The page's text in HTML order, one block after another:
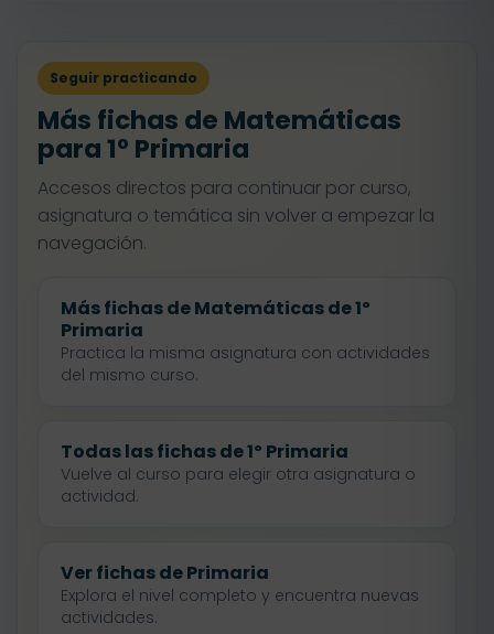
Seguir practicando
Más fichas de Matemáticas
para 1º Primaria
Accesos directos para continuar por curso,
asignatura o temática sin volver a empezar la
navegación.
Más fichas de Matemáticas de 1º
Primaria
Practica la misma asignatura con actividades
del mismo curso.
Todas las fichas de 1º Primaria
Vuelve al curso para elegir otra asignatura o
actividad.
Ver fichas de Primaria
Explora el nivel completo y encuentra nuevas
actividades.